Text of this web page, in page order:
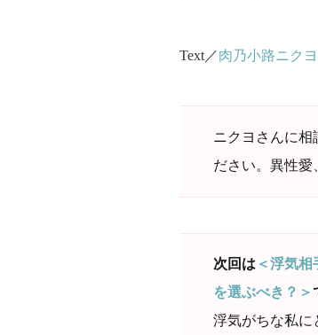
Text／肉乃小路ニクヨ
ニクヨさんに相
ださい。異性愛
次回は＜浮気相
を選ぶべき？＞
浮気がちな私に